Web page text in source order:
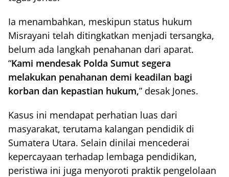
Ia menambahkan, meskipun status hukum
Misrayani telah ditingkatkan menjadi tersangka,
belum ada langkah penahanan dari aparat.
“Kami mendesak Polda Sumut segera
melakukan penahanan demi keadilan bagi
korban dan kepastian hukum,” desak Jones.
Kasus ini mendapat perhatian luas dari
masyarakat, terutama kalangan pendidik di
Sumatera Utara. Selain dinilai mencederai
kepercayaan terhadap lembaga pendidikan,
peristiwa ini juga menyoroti praktik pengelolaan